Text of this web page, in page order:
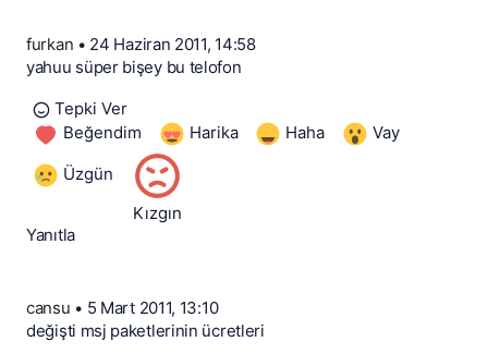
furkan • 24 Haziran 2011, 14:58
yahuu süper bişey bu telofon
Tepki Ver
Beğendim
Harika Haha Vay
Üzgün
Kızgın
Yanıtla
cansu • 5 Mart 2011, 13:10
değişti msj paketlerinin ücretleri